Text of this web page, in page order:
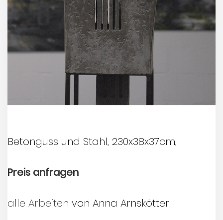
Betonguss und Stahl, 230x38x37cm,
Preis anfragen
alle Arbeiten von Anna Arnskötter